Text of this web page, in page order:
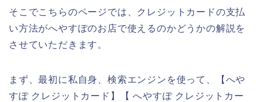
そこでこちらのページでは、クレジットカードの支払
い方法がへやすぽのお店で使えるのかどうかの解説を
させていただきます。
まず、最初に私自身、検索エンジンを使って、【へや
すぽ クレジットカード】【 へやすぽ クレジットカー